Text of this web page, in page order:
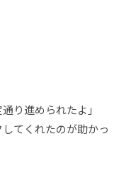
り進められたよ」
てくれたのが助かっ